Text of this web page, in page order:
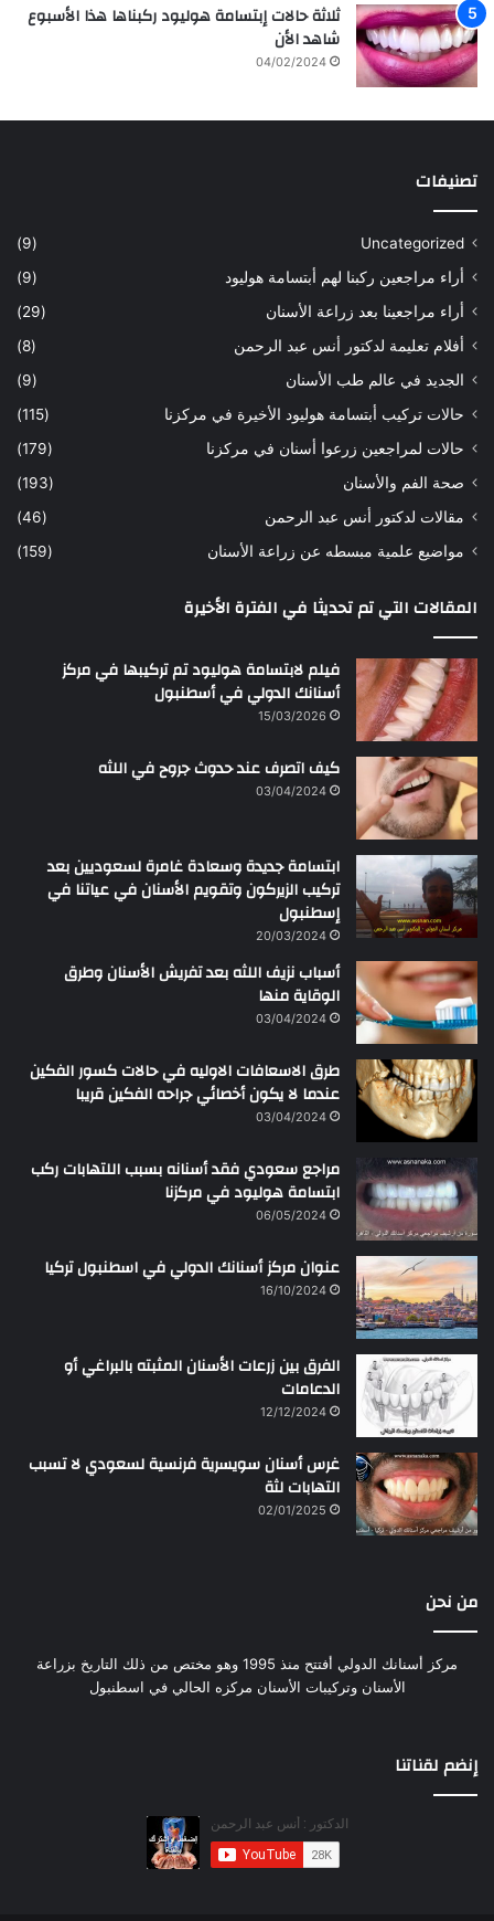
ثلاثة حالات إبتسامة هوليود ركبناها هذا الأسبوع
شاهد الأن
04/02/2024
تصنيفات
Uncategorized
(9)
أراء مراجعين ركبنا لهم أبتسامة هوليود
(9)
أراء مراجعينا بعد زراعة الأسنان
(29)
أفلام تعليمة لدكتور أنس عبد الرحمن
(8)
الجديد في عالم طب الأسنان
(9)
حالات تركيب أبتسامة هوليود الأخيرة في مركزنا
(115)
حالات لمراجعين زرعوا أسنان في مركزنا
(179)
صحة الفم والأسنان
(193)
مقالات لدكتور أنس عبد الرحمن
(46)
مواضيع علمية مبسطه عن زراعة الأسنان
(159)
المقالات التي تم تحديثا في الفترة الأخيرة
فيلم لابتسامة هوليود تم تركيبها في مركز
أسنانك الدولي في أسطنبول
15/03/2026
كيف اتصرف عند حدوث جروح في اللثه
03/04/2024
ابتسامة جديدة وسعادة غامرة لسعوديين بعد
تركيب الزيركون وتقويم الأسنان في عياتنا في
إسطنبول
20/03/2024
أسباب نزيف اللثه بعد تفريش الأسنان وطرق
الوقاية منها
03/04/2024
طرق الاسعافات الاوليه في حالات كسور الفكين
عندما لا يكون أخصائي جراحه الفكين قريبا
03/04/2024
مراجع سعودي فقد أسنانه بسبب اللتهابات ركب
ابتسامة هوليود في مركزنا
06/05/2024
عنوان مركز أسنانك الدولي في اسطنبول تركيا
16/10/2024
الفرق بين زرعات الأسنان المثبته بالبراغي أو
الدعامات
12/12/2024
غرس أسنان سويسرية فرنسية لسعودي لا تسبب
التهابات لثة
02/01/2025
من نحن
مركز أسنانك الدولي أفتتح منذ 1995 وهو مختص من ذلك التاريخ بزراعة
الأسنان وتركيبات الأسنان مركزه الحالي في اسطنبول
إنضم لقناتنا